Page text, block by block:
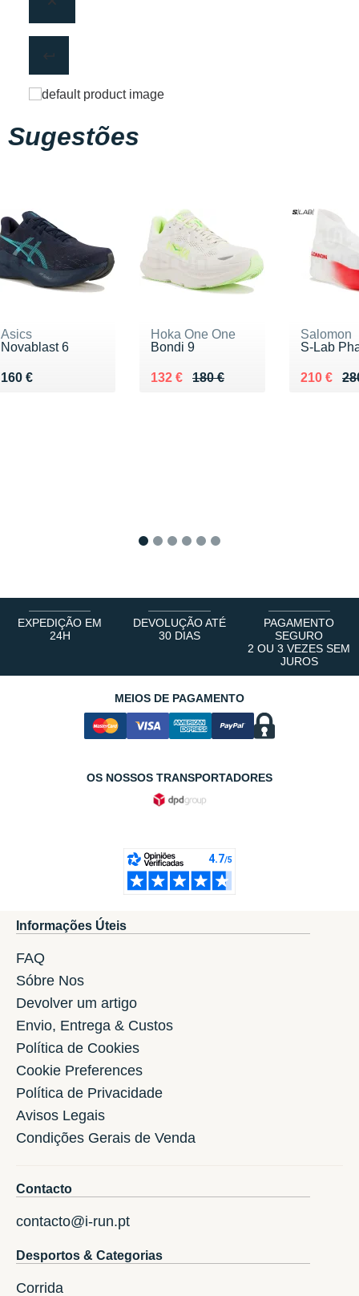
Sugestões
Asics
Novablast 6
160 €
Vendu 160 €
Hoka One One
Bondi 9
180 €
Au lieu de 180 €
132 €
Vendu 132 €
Salomon
S-Lab
Au lieu
210 €
Vendu
EXPEDIÇÃO EM
24H
DEVOLUÇÃO ATÉ
30 DIAS
PAGAMENTO
SEGURO
2 OU 3 VEZES SEM
JUROS
MEIOS DE PAGAMENTO
OS NOSSOS TRANSPORTADORES
Informações Úteis
FAQ
Sóbre Nos
Devolver um artigo
Envio, Entrega & Custos
Política de Cookies
Cookie Preferences
Política de Privacidade
Avisos Legais
Condições Gerais de Venda
Contacto
contacto@i-run.pt
Desportos & Categorias
Corrida